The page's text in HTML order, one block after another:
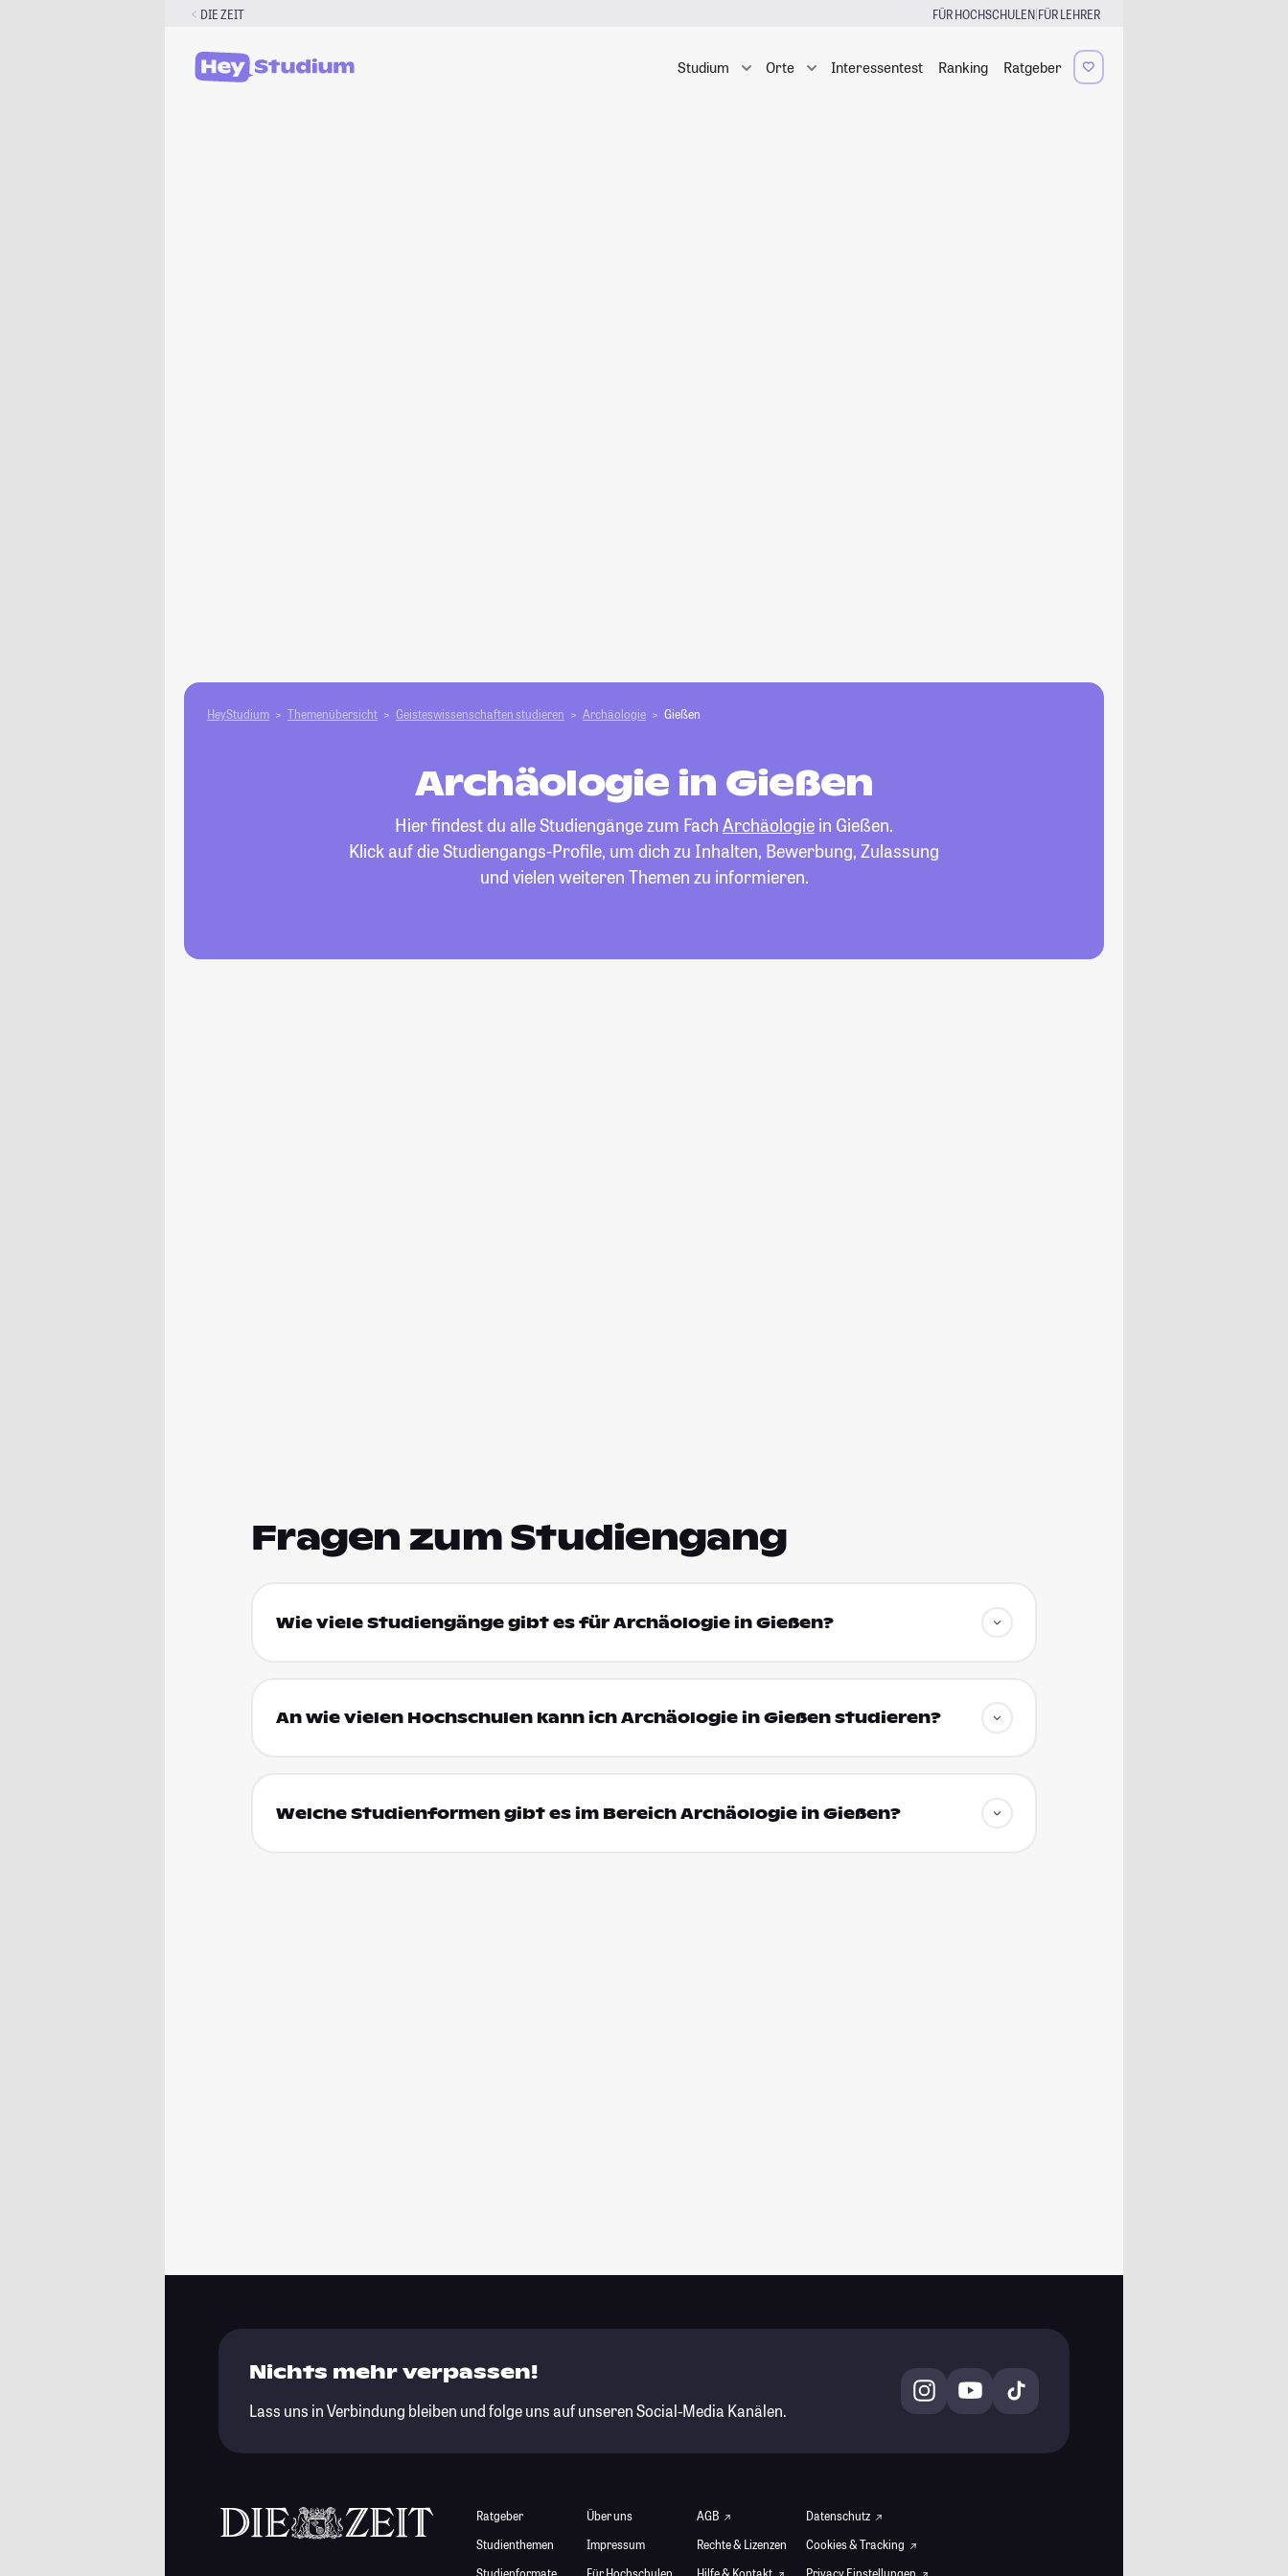
DIE ZEIT FÜR HOCHSCHULEN|FÜR LEHRER
Studium Orte Interessentest Ranking Ratgeber
HeyStudium Themenübersicht Geisteswissenschaften studieren Archäologie Gießen
Archäologie in Gießen
Hier findest du alle Studiengänge zum Fach Archäologie in Gießen.
Klick auf die Studiengangs-Profile, um dich zu Inhalten, Bewerbung, Zulassung
und vielen weiteren Themen zu informieren.
Fragen zum Studiengang
Wie viele Studiengänge gibt es für Archäologie in Gießen?
An wie vielen Hochschulen kann ich Archäologie in Gießen studieren?
Welche Studienformen gibt es im Bereich Archäologie in Gießen?
Nichts mehr verpassen!
Lass uns in Verbindung bleiben und folge uns auf unseren Social-Media Kanälen.
Ratgeber
Studienthemen
Studienformate
Über uns
Impressum
Für Hochschulen
AGB
Rechte & Lizenzen
Hilfe & Kontakt
Datenschutz
Cookies & Tracking
Privacy Einstellungen